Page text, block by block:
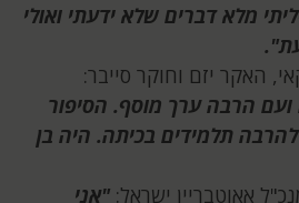
מלא דברים שלא ידעתי ואולי
האקר יזם וחוקר סייבר:
הרבה ערך מוסף. הסיפור
תלמידים בכיתה. היה בן
אאוטבריין ישראל: "אני